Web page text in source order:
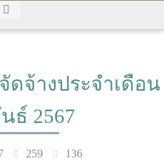
จ้างประจำเดือน
ธ์ 2567
259 136